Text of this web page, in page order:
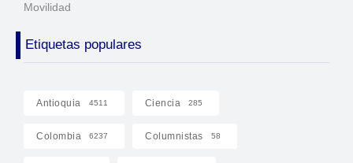
Movilidad
Etiquetas populares
Antioquia 4511 Ciencia 285
Colombia 6237 Columnistas 58